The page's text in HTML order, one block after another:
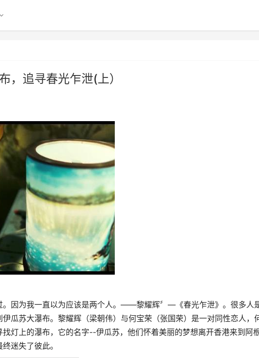
，追寻春光乍泄(上）
。因为我一直以为应该是两个人。——黎耀辉〞—《春光乍泄》。很多人
瓜苏大瀑布。黎耀辉（梁朝伟）与何宝荣（张国荣）是一对同性恋人，
灯上的瀑布，它的名字--伊瓜苏，他们怀着美丽的梦想离开香港来到阿
迷失了彼此。